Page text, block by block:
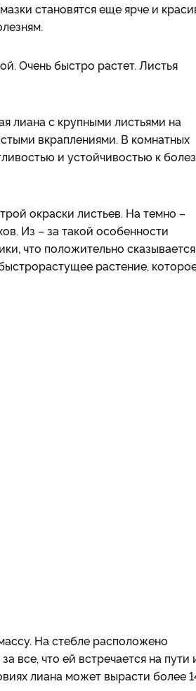
становятся еще ярче и
Очень быстро растет. Листья
лиана с крупными листьями на
вкраплениями. В комнатных
и устойчивостью к
окраски листьев. На темно –
Из – за такой особенности
что положительно
растение,
На стебле расположено
все, что ей встречается на пути
лиана может вырасти более